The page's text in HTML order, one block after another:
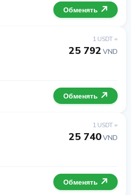
Обменять
1 USDT =
25 792 VND
Обменять
1 USDT =
25 740VND
Обменять